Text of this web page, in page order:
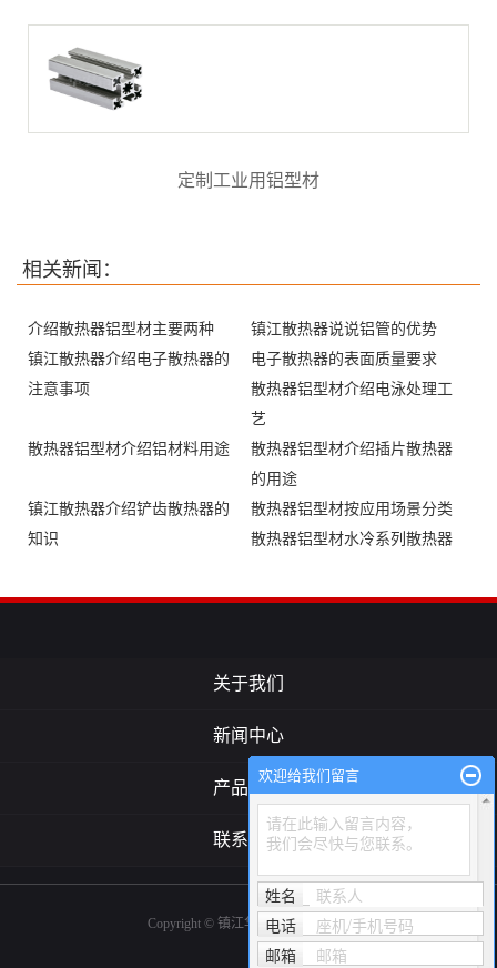
定制工业用铝型材
相关新闻：
介绍散热器铝型材主要两种
镇江散热器说说铝管的优势
镇江散热器介绍电子散热器的
注意事项
电子散热器的表面质量要求
散热器铝型材介绍电泳处理工
艺
散热器铝型材介绍铝材料用途
散热器铝型材介绍插片散热器
的用途
镇江散热器介绍铲齿散热器的
知识
散热器铝型材按应用场景分类‌
散热器铝型材水冷系列散热器
关于我们
新闻中心
产品中心
联系我们
Copyright © 镇江华宏铝业有限公司
欢迎给我们留言
请在此输入留言内容，
我们会尽快与您联系。
姓名
联系人
电话
座机/手机号码
邮箱
邮箱